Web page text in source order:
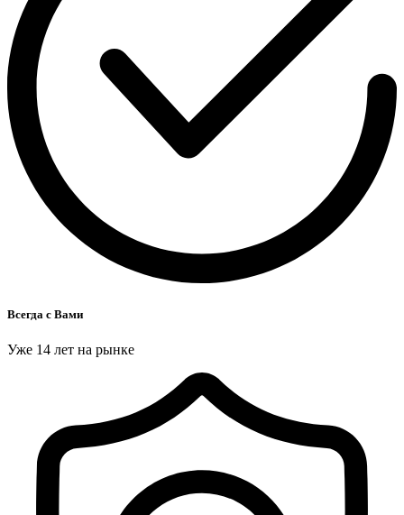
Всегда с Вами
Уже 14 лет на рынке